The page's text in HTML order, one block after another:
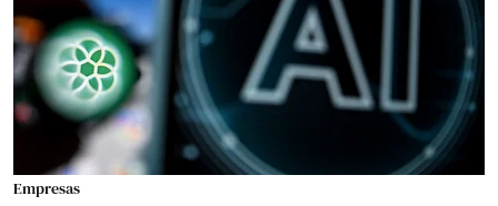
Empresas